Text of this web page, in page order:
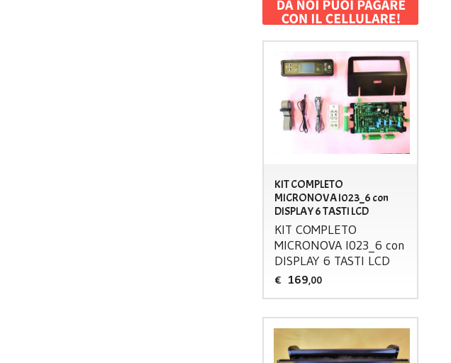
KIT COMPLETO
MICRONOVA I023_6 con
DISPLAY 6 TASTI LCD
KIT COMPLETO
MICRONOVA I023_6 con
DISPLAY 6 TASTI LCD
€ 169,00